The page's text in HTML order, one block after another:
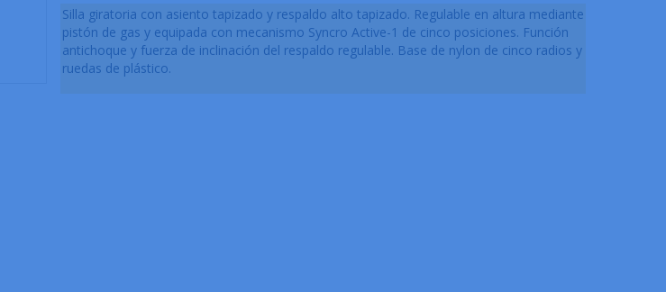
Silla giratoria con asiento tapizado y respaldo alto tapizado. Regulable en altura mediante
pistón de gas y equipada con mecanismo Syncro Active-1 de cinco posiciones. Función
antichoque y fuerza de inclinación del respaldo regulable. Base de nylon de cinco radios y
ruedas de plástico.